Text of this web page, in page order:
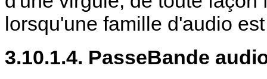
lorsqu'une famille d'audio
3.10.1.4. PasseBande